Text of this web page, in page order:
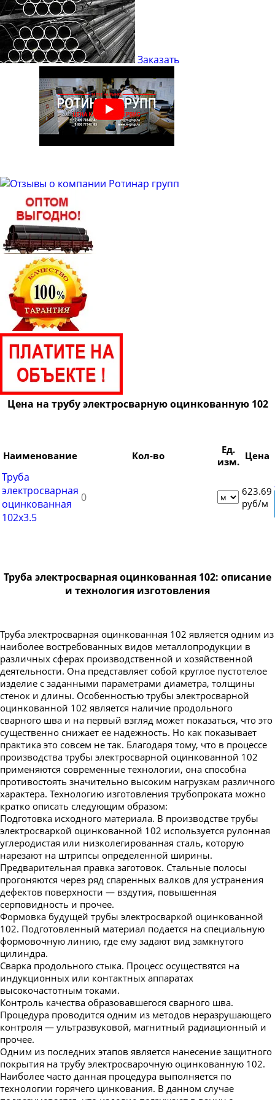
Труба электросварная оцинкованная 159
Труба электросварная оцинкованная 219
Труба электросварная оцинкованная 273
Труба электросварная оцинкованная 325
Заказать
Цена на трубу электросварную оцинкованную 102
Наименование Кол-во
Ед.
изм. Цена
Труба
электросварная
оцинкованная
102х3.5
623.69
руб/м
Труба электросварная оцинкованная 102: описание
и технология изготовления
Труба электросварная оцинкованная 102 является одним из
наиболее востребованных видов металлопродукции в
различных сферах производственной и хозяйственной
деятельности. Она представляет собой круглое пустотелое
изделие с заданными параметрами диаметра, толщины
стенок и длины. Особенностью трубы электросварной
оцинкованной 102 является наличие продольного
сварного шва и на первый взгляд может показаться, что это
существенно снижает ее надежность. Но как показывает
практика это совсем не так. Благодаря тому, что в процессе
производства трубы электросварной оцинкованной 102
применяются современные технологии, она способна
противостоять значительно высоким нагрузкам различного
характера. Технологию изготовления трубопроката можно
кратко описать следующим образом:
Подготовка исходного материала. В производстве трубы
электросваркой оцинкованной 102 используется рулонная
углеродистая или низколегированная сталь, которую
нарезают на штрипсы определенной ширины.
Предварительная правка заготовок. Стальные полосы
прогоняются через ряд спаренных валков для устранения
дефектов поверхности — вздутия, повышенная
серповидность и прочее.
Формовка будущей трубы электросваркой оцинкованной
102. Подготовленный материал подается на специальную
формовочную линию, где ему задают вид замкнутого
цилиндра.
Сварка продольного стыка. Процесс осуществятся на
индукционных или контактных аппаратах
высокочастотным токами.
Контроль качества образовавшегося сварного шва.
Процедура проводится одним из методов неразрушающего
контроля — ультразвуковой, магнитный радиационный и
прочее.
Одним из последних этапов является нанесение защитного
покрытия на трубу электросварочную оцинкованную 102.
Наиболее часто данная процедура выполняется по
технологии горячего цинкования. В данном случае